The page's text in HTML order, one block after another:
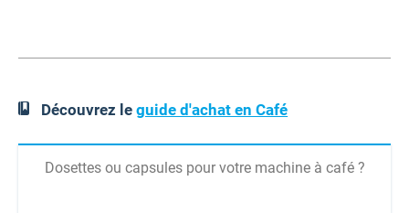
Découvrez leguide d'achat en Café
Dosettes ou capsules pour votre machine à café ?